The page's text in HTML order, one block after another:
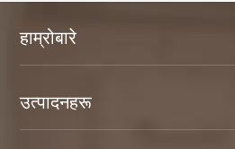
हाम्रोबारे
उत्पादनहरू